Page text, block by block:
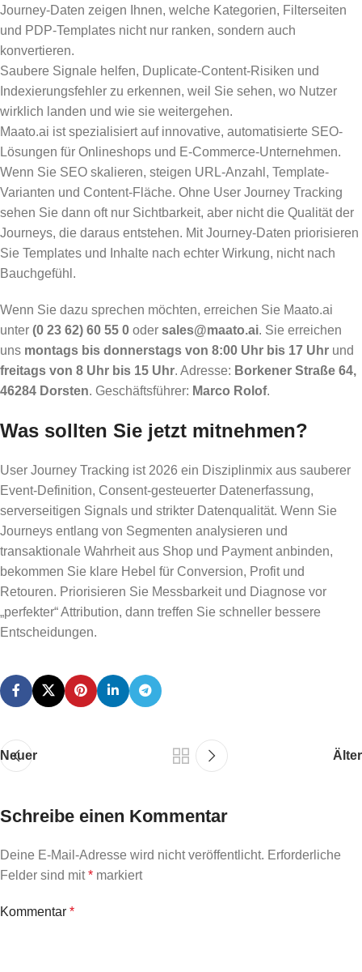
Journey-Daten zeigen Ihnen, welche Kategorien, Filterseiten
und PDP-Templates nicht nur ranken, sondern auch
konvertieren.
Saubere Signale helfen, Duplicate-Content-Risiken und
Indexierungsfehler zu erkennen, weil Sie sehen, wo Nutzer
wirklich landen und wie sie weitergehen.
Maato.ai ist spezialisiert auf innovative, automatisierte SEO-
Lösungen für Onlineshops und E-Commerce-Unternehmen.
Wenn Sie SEO skalieren, steigen URL-Anzahl, Template-
Varianten und Content-Fläche. Ohne User Journey Tracking
sehen Sie dann oft nur Sichtbarkeit, aber nicht die Qualität der
Journeys, die daraus entstehen. Mit Journey-Daten priorisieren
Sie Templates und Inhalte nach echter Wirkung, nicht nach
Bauchgefühl.
Wenn Sie dazu sprechen möchten, erreichen Sie Maato.ai
unter (0 23 62) 60 55 0 oder sales@maato.ai. Sie erreichen
uns montags bis donnerstags von 8:00 Uhr bis 17 Uhr und
freitags von 8 Uhr bis 15 Uhr. Adresse: Borkener Straße 64,
46284 Dorsten. Geschäftsführer: Marco Rolof.
Was sollten Sie jetzt mitnehmen?
User Journey Tracking ist 2026 ein Disziplinmix aus sauberer
Event-Definition, Consent-gesteuerter Datenerfassung,
serverseitigen Signals und strikter Datenqualität. Wenn Sie
Journeys entlang von Segmenten analysieren und
transaktionale Wahrheit aus Shop und Payment anbinden,
bekommen Sie klare Hebel für Conversion, Profit und
Retouren. Priorisieren Sie Messbarkeit und Diagnose vor
„perfekter“ Attribution, dann treffen Sie schneller bessere
Entscheidungen.
Neuer Älter
Schreibe einen Kommentar
Deine E-Mail-Adresse wird nicht veröffentlicht. Erforderliche
Felder sind mit* markiert
Kommentar *